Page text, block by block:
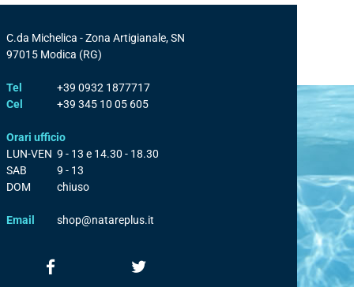
C.da Michelica - Zona Artigianale, SN
97015 Modica (RG)
Tel
+39 0932 1877717
Cel
+39 345 10 05 605
Orari ufficio
LUN-VEN 9 - 13 e 14.30 - 18.30
SAB
9 - 13
DOM
chiuso
Email shop@natareplus.it